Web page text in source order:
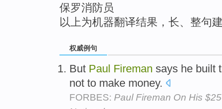
保罗消防员
以上为机器翻译结果，长、整句
权威例句
But Paul Fireman says he built
not to make money.
FORBES: Paul Fireman On His